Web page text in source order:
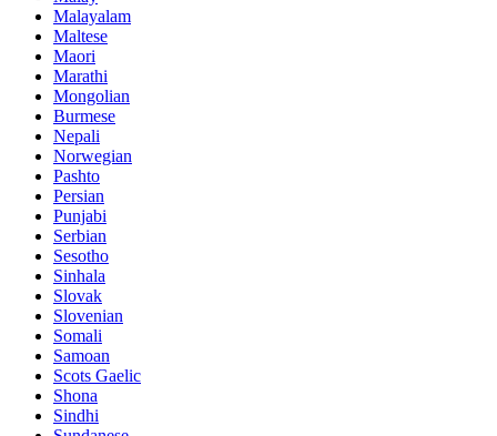
Malayalam
Maltese
Maori
Marathi
Mongolian
Burmese
Nepali
Norwegian
Pashto
Persian
Punjabi
Serbian
Sesotho
Sinhala
Slovak
Slovenian
Somali
Samoan
Scots Gaelic
Shona
Sindhi